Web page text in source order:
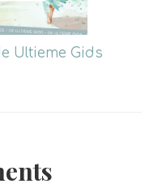
Ultieme Gids